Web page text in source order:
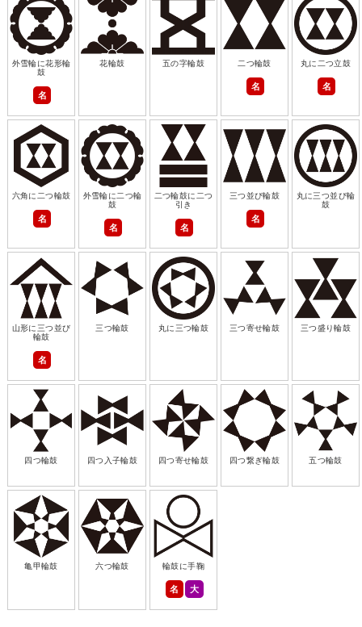
外雪輪に花形輪
鼓
名
花輪鼓 五の字輪鼓 二つ輪鼓
名
丸に二つ立鼓
名
六角に二つ輪鼓
名
外雪輪に二つ輪
鼓
名
二つ輪鼓に二つ
引き
名
三つ並び輪鼓
名
丸に三つ並び輪
鼓
山形に三つ並び
輪鼓
名
三つ輪鼓 丸に三つ輪鼓 三つ寄せ輪鼓 三つ盛り輪鼓
四つ輪鼓 四つ入子輪鼓 四つ寄せ輪鼓 四つ繋ぎ輪鼓 五つ輪鼓
亀甲輪鼓 六つ輪鼓 輪鼓に手鞠
名 大